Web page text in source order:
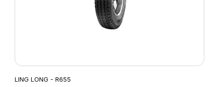
LING LONG - R655